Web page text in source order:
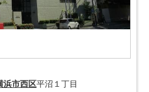
浜市西区平沼１丁目